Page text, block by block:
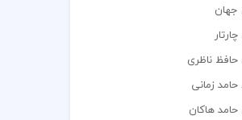
ناظری
زمانی
هاکان